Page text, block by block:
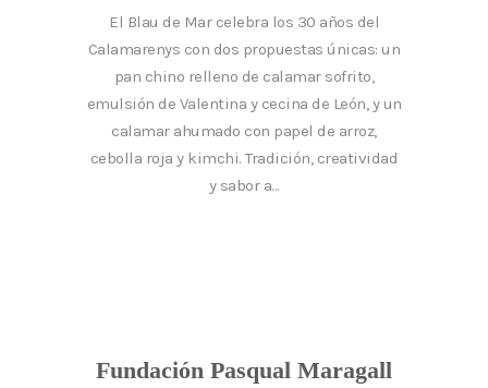
El Blau de Mar celebra los 30 años del
Calamarenys con dos propuestas únicas: un
pan chino relleno de calamar sofrito,
emulsión de Valentina y cecina de León, y un
calamar ahumado con papel de arroz,
cebolla roja y kimchi. Tradición, creatividad
y sabor a...
Fundación Pasqual Maragall